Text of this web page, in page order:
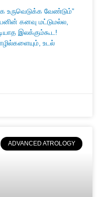
உருவெடுக்க வேண்டும்”
கனவு மட்டுமல்ல,
இலக்கும்கூட!
உடல்
ADVANCED ATROLOGY